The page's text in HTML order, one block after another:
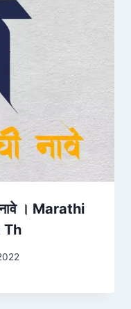
। Marathi
Th